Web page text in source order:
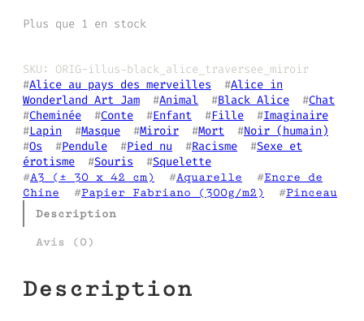
Plus que 1 en stock
SKU:
ORIG-illus-black_alice_traversee_miroir
#Alice au pays des merveilles
  #
Alice in
Wonderland Art Jam
  #
Animal
  #
Black Alice
  #
Chat
#Cheminée
  #
Conte
  #
Enfant
  #
Fille
  #
Imaginaire
#Lapin
  #
Masque
  #
Miroir
  #
Mort
  #
Noir (humain)
#Os
  #
Pendule
  #
Pied nu
  #
Racisme
  #
Sexe et
érotisme
  #
Souris
  #
Squelette
#A3 (± 30 x 42 cm)
  #
Aquarelle
  #
Encre de
Chine
  #
Papier Fabriano (300g/m2)
  #
Pinceau
Description
Avis (0)
Description